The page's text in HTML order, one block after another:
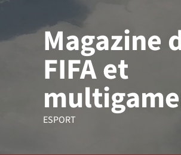
contenu
Magazine
FIFA et
ESPORT